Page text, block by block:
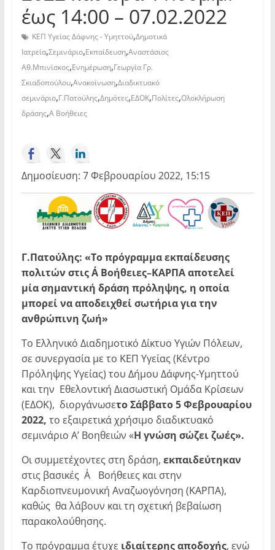
έως 14:00 – 07.02.2022
ΚΕΠ Υγείας Δάφνης - Υμηττού,Δημοτικά
Ιατρεία,Σεμινάριο,Εκπαίδευση,Αναστάσιος
Αθ.Μπινίσκος,Ενημέρωση,Γεωργία Γρ.
Σκιαδοπούλου,Ανακοίνωση,Διαδικτυακό
σεμινάριο,Γ.Πατούλης,Δημότες,ΕΔΟΚ,Πολίτες,Ολοκλήρωση
δράσης,Α Βοήθειες
Δημοσίευση: 7 Φεβρουαρίου 2022, 15:15
Γ.Πατούλης: «Το πρόγραμμα εκπαίδευσης
πολιτών στις Α΄ Βοήθειες–ΚΑΡΠΑ αποτελεί
μία σημαντική δράση πρόληψης, η οποία
μπορεί να αποδειχθεί σωτήρια για την
ανθρώπινη ζωή»
Το Ελληνικό Διαδημοτικό Δίκτυο Υγιών Πόλεων,
σε συνεργασία με το ΚΕΠ Υγείας (Κέντρο
Πρόληψης Υγείας) του Δήμου Δάφνης-Υμηττού
και την Εθελοντική Διασωστική Ομάδα Κρίσεων
(ΕΔΟΚ), διοργάνωσετο Σάββατο 5 Φεβρουαρίου
2022, το εξαιρετικά χρήσιμο διαδικτυακό
σεμινάριο Α’ Βοηθειών «Η γνώση σώζει ζωές».
Οι συμμετέχοντες στη δράση, εκπαιδεύτηκαν
στις βασικές Α΄ Βοήθειες και στην
Καρδιοπνευμονική Αναζωογόνηση (ΚΑΡΠΑ),
καθώς θα λάβουν και τη σχετική βεβαίωση
παρακολούθησης.
Το πρόγραμμα έτυχε ιδιαίτερης αποδοχής, ενώ